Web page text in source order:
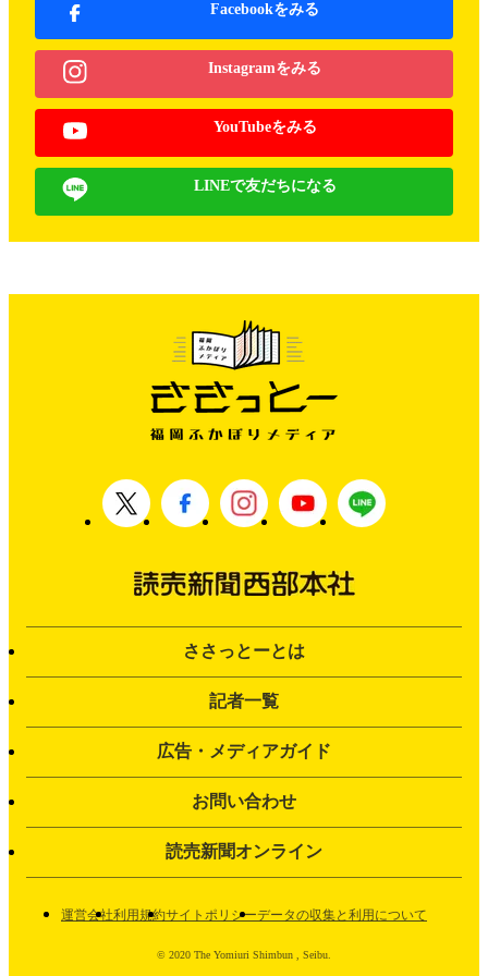
Facebookをみる
Instagramをみる
YouTubeをみる
LINEで友だちになる
ささっとーとは
記者一覧
広告・メディアガイド
お問い合わせ
読売新聞オンライン
運営会社利用規約サイトポリシーデータの収集と利用について
© 2020 The Yomiuri Shimbun , Seibu.